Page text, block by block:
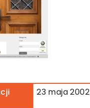
23 maja 2002